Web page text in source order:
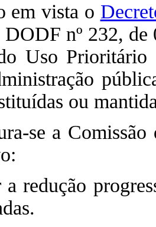
em vista o
nº 232,
Uso
ou
se a
redução